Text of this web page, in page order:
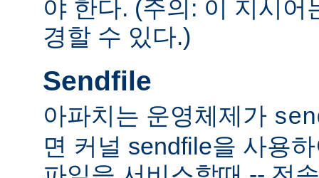
야 한다. (주의: 이 지시어
경할 수 있다.)
Sendfile
아파치는 운영체제가
면 커널 sendfile을 사용